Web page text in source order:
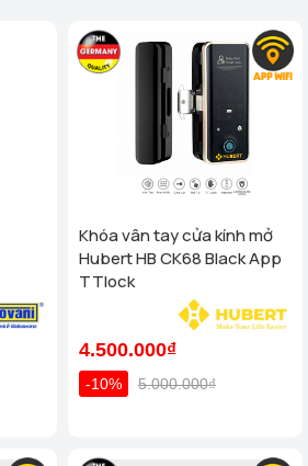
Khóa vân tay cửa kính mở
Hubert HB CK68 Black App
TTlock
4.500.000₫
-10% 5.000.000₫